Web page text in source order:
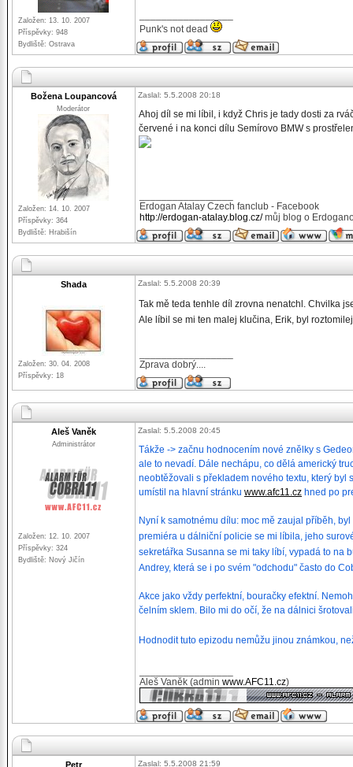
Založen: 13. 10. 2007
Příspěvky: 948
Bydliště: Ostrava
Punk's not dead
Božena Loupancová
Moderátor
Založen: 14. 10. 2007
Příspěvky: 364
Bydliště: Hrabišín
Zaslal: 5.5.2008 20:18
Ahoj díl se mi líbil, i když Chris je tady dosti za
červené i na konci dílu Semírovo BMW s
Erdogan Atalay Czech fanclub - Facebook
http://erdogan-atalay.blog.cz/můj blog o
Shada
Založen: 30. 04. 2008
Příspěvky: 18
Zaslal: 5.5.2008 20:39
Tak mě teda tenhle díl zrovna nenatchl. Chvilka
Ale líbil se mi ten malej klučina, Erik, byl
Zprava dobrý....
Aleš Vaněk
Administrátor
Založen: 12. 10. 2007
Příspěvky: 324
Bydliště: Nový Jičín
Zaslal: 5.5.2008 20:45
Tákže -> začnu hodnocením nové znělky s
ale to nevadí. Dále nechápu, co dělá americký
neobtěžovali s překladem nového textu, který byl
umístil na hlavní stránku www.afc11.cz hned po
Nyní k samotnému dílu: moc mě zaujal příběh,
premiéra u dálniční policie se mi líbila, jeho
sekretářka Susanna se mi taky líbí, vypadá to na
Andrey, která se i po svém "odchodu" často do
Akce jako vždy perfektní, bouračky efektní.
čelním sklem. Bilo mi do očí, že na dálnici
Hodnodit tuto epizodu nemůžu jinou známkou,
Aleš Vaněk (admin www.AFC11.cz)
Petr Zaslal: 5.5.2008 21:59